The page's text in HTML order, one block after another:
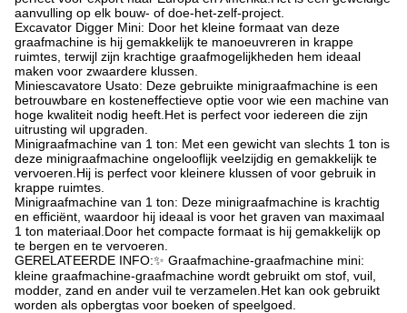
aanvulling op elk bouw- of doe-het-zelf-project.
Excavator Digger Mini: Door het kleine formaat van deze
graafmachine is hij gemakkelijk te manoeuvreren in krappe
ruimtes, terwijl zijn krachtige graafmogelijkheden hem ideaal
maken voor zwaardere klussen.
Miniescavatore Usato: Deze gebruikte minigraafmachine is een
betrouwbare en kosteneffectieve optie voor wie een machine van
hoge kwaliteit nodig heeft.Het is perfect voor iedereen die zijn
uitrusting wil upgraden.
Minigraafmachine van 1 ton: Met een gewicht van slechts 1 ton is
deze minigraafmachine ongelooflijk veelzijdig en gemakkelijk te
vervoeren.Hij is perfect voor kleinere klussen of voor gebruik in
krappe ruimtes.
Minigraafmachine van 1 ton: Deze minigraafmachine is krachtig
en efficiënt, waardoor hij ideaal is voor het graven van maximaal
1 ton materiaal.Door het compacte formaat is hij gemakkelijk op
te bergen en te vervoeren.
GERELATEERDE INFO:✨ Graafmachine-graafmachine mini:
kleine graafmachine-graafmachine wordt gebruikt om stof, vuil,
modder, zand en ander vuil te verzamelen.Het kan ook gebruikt
worden als opbergtas voor boeken of speelgoed.